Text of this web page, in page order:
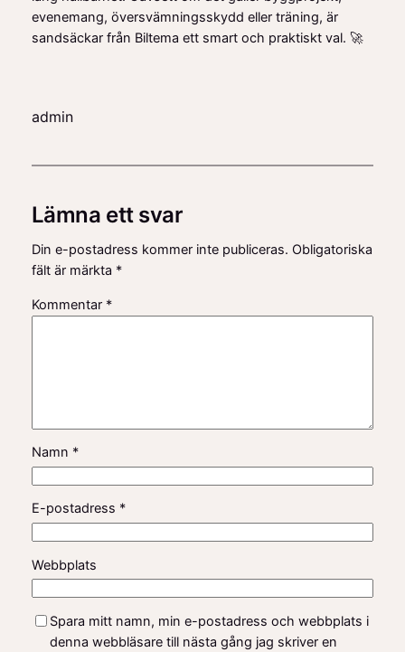
evenemang, översvämningsskydd eller träning, är
sandsäckar från Biltema ett smart och praktiskt val. 🚀
admin
Lämna ett svar
Din e-postadress kommer inte publiceras. Obligatoriska
fält är märkta *
Kommentar *
Namn *
E-postadress *
Webbplats
Spara mitt namn, min e-postadress och webbplats i
denna webbläsare till nästa gång jag skriver en